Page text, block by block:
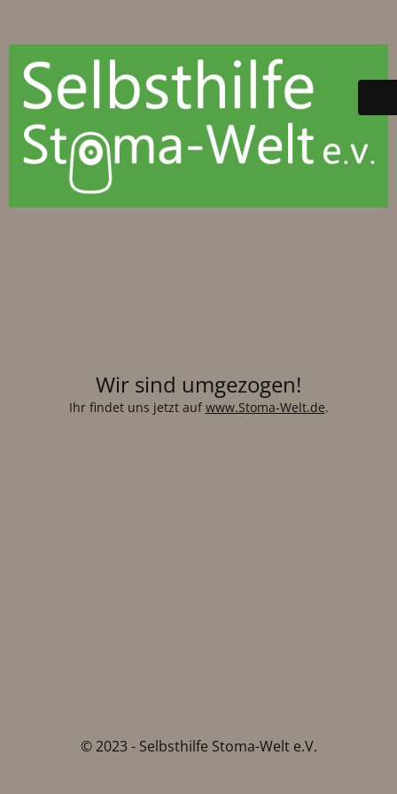
Wir sind umgezogen!
Ihr findet uns jetzt aufwww.Stoma-Welt.de.
© 2023 - Selbsthilfe Stoma-Welt e.V.